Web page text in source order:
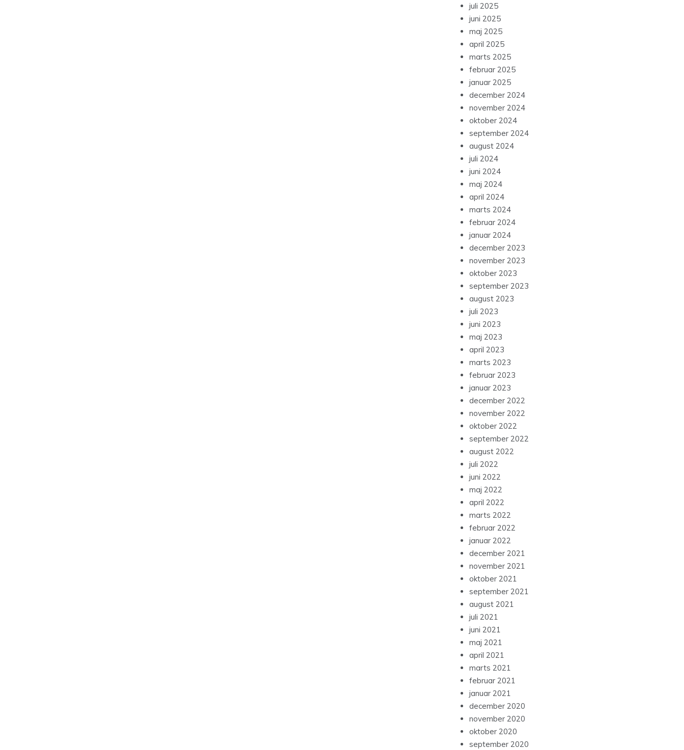
juli 2025
juni 2025
maj 2025
april 2025
marts 2025
februar 2025
januar 2025
december 2024
november 2024
oktober 2024
september 2024
august 2024
juli 2024
juni 2024
maj 2024
april 2024
marts 2024
februar 2024
januar 2024
december 2023
november 2023
oktober 2023
september 2023
august 2023
juli 2023
juni 2023
maj 2023
april 2023
marts 2023
februar 2023
januar 2023
december 2022
november 2022
oktober 2022
september 2022
august 2022
juli 2022
juni 2022
maj 2022
april 2022
marts 2022
februar 2022
januar 2022
december 2021
november 2021
oktober 2021
september 2021
august 2021
juli 2021
juni 2021
maj 2021
april 2021
marts 2021
februar 2021
januar 2021
december 2020
november 2020
oktober 2020
september 2020